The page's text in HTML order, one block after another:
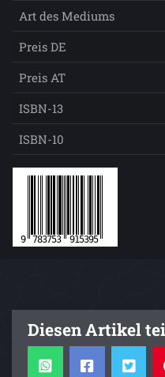
Art des Mediums
Preis DE
Preis AT
ISBN-13
ISBN-10
Diesen Artikel